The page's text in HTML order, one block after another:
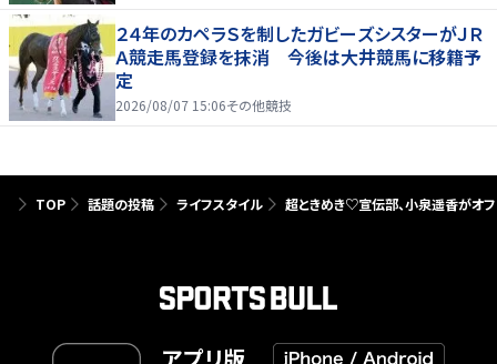
２４年のカペラＳを制したガビーズシスターがＪＲ
Ａ競走馬登録を抹消 今後は大井競馬に移籍予
定
2026/08/07 15:06その他競技
TOP 話題の投稿 ライフスタイル 超ときめき♡宣伝部、小泉遥香がオフ